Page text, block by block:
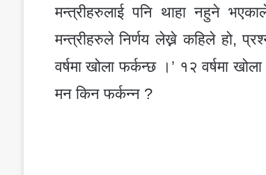
मन्त्रीहरुलाई पनि थाहा नहुने
मन्त्रीहरुले निर्णय लेख्ने कहिले हो,
वर्षमा खोला फर्कन्छ ।’ १२ वर्षमा
मन किन फर्कन्न ?